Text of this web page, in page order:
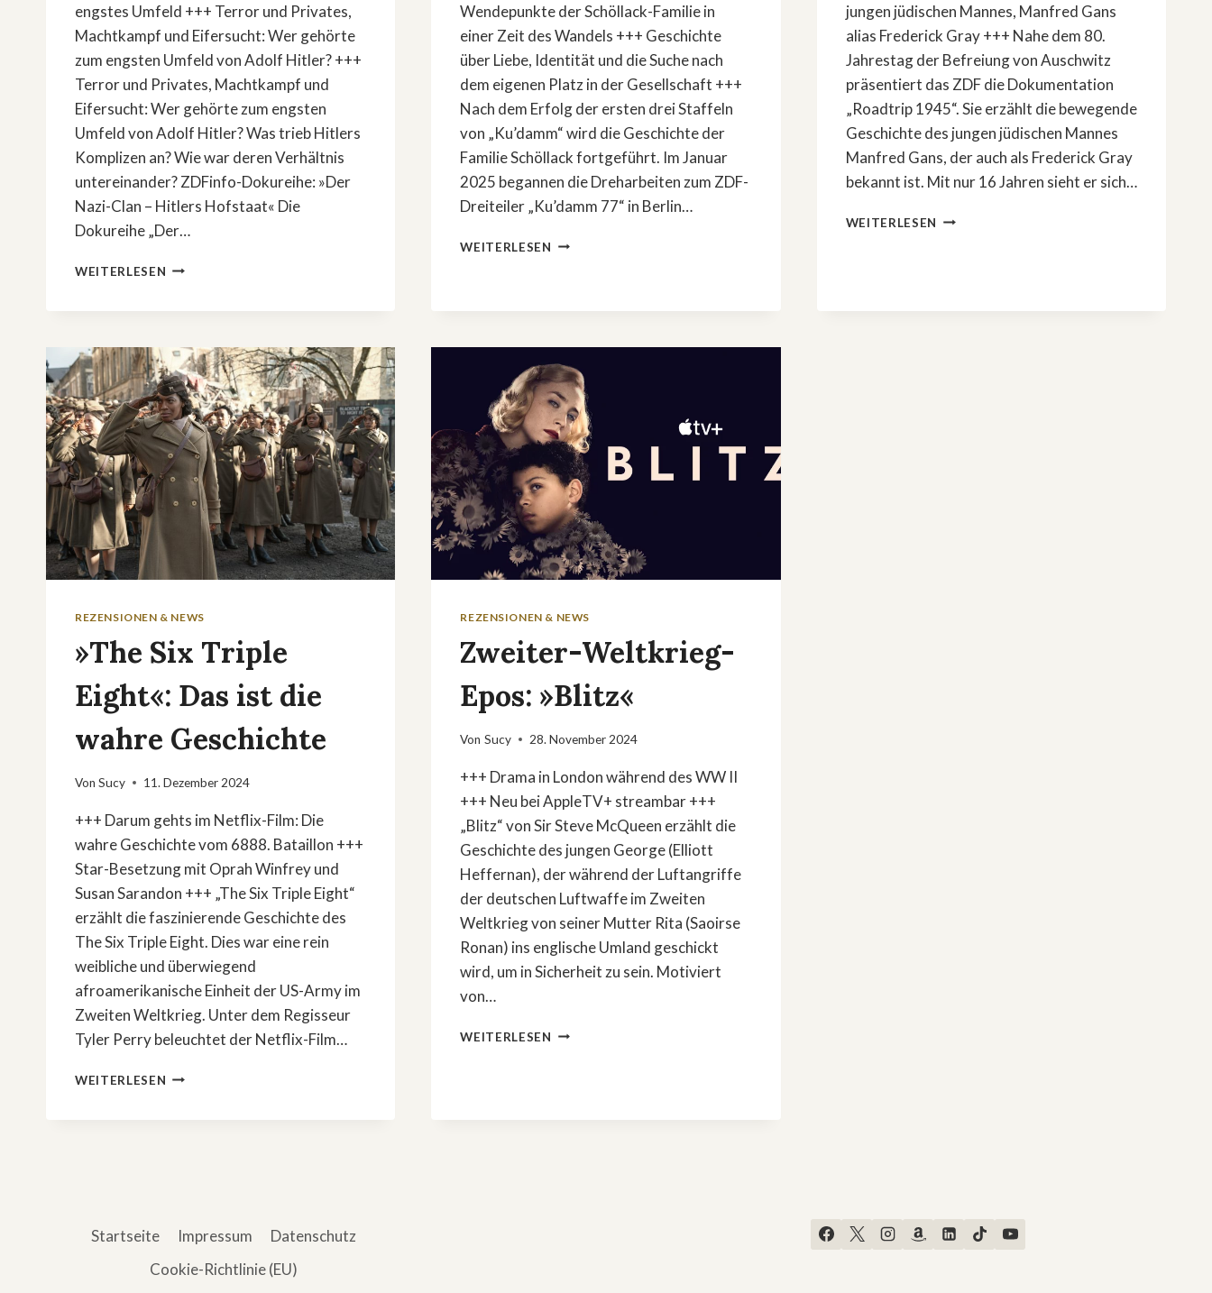
engstes Umfeld +++ Terror und Privates,
Machtkampf und Eifersucht: Wer gehörte
zum engsten Umfeld von Adolf Hitler? +++
Terror und Privates, Machtkampf und
Eifersucht: Wer gehörte zum engsten
Umfeld von Adolf Hitler? Was trieb Hitlers
Komplizen an? Wie war deren Verhältnis
untereinander? ZDFinfo-Dokureihe: »Der
Nazi-Clan – Hitlers Hofstaat« Die
Dokureihe „Der…
WEITERLESEN ZDFINFO-
–
HITLERS
HOFSTAAT«
Wendepunkte der Schöllack-Familie in
einer Zeit des Wandels +++ Geschichte
über Liebe, Identität und die Suche nach
dem eigenen Platz in der Gesellschaft +++
Nach dem Erfolg der ersten drei Staffeln
von „Ku’damm“ wird die Geschichte der
Familie Schöllack fortgeführt. Im Januar
2025 begannen die Dreharbeiten zum ZDF-
Dreiteiler „Ku’damm 77“ in Berlin…
WEITERLESEN »KU’DAMM
jungen jüdischen Mannes, Manfred Gans
alias Frederick Gray +++ Nahe dem 80.
Jahrestag der Befreiung von Auschwitz
präsentiert das ZDF die Dokumentation
„Roadtrip 1945“. Sie erzählt die bewegende
Geschichte des jungen jüdischen Mannes
Manfred Gans, der auch als Frederick Gray
bekannt ist. Mit nur 16 Jahren sieht er sich…
WEITERLESEN WWII:
DOKUMENTATION
REZENSIONEN & NEWS
»The Six Triple
Eight«: Das ist die
wahre Geschichte
Von Sucy 11. Dezember 2024
+++ Darum gehts im Netflix-Film: Die
wahre Geschichte vom 6888. Bataillon +++
Star-Besetzung mit Oprah Winfrey und
Susan Sarandon +++ „The Six Triple Eight“
erzählt die faszinierende Geschichte des
The Six Triple Eight. Dies war eine rein
weibliche und überwiegend
afroamerikanische Einheit der US-Army im
Zweiten Weltkrieg. Unter dem Regisseur
Tyler Perry beleuchtet der Netflix-Film…
WEITERLESEN »THE
REZENSIONEN & NEWS
Zweiter-Weltkrieg-
Epos: »Blitz«
Von Sucy 28. November 2024
+++ Drama in London während des WW II
+++ Neu bei AppleTV+ streambar +++
„Blitz“ von Sir Steve McQueen erzählt die
Geschichte des jungen George (Elliott
Heffernan), der während der Luftangriffe
der deutschen Luftwaffe im Zweiten
Weltkrieg von seiner Mutter Rita (Saoirse
Ronan) ins englische Umland geschickt
wird, um in Sicherheit zu sein. Motiviert
von…
WEITERLESEN ZWEITER-
Startseite Impressum
Datenschutz
Cookie-Richtlinie (EU)